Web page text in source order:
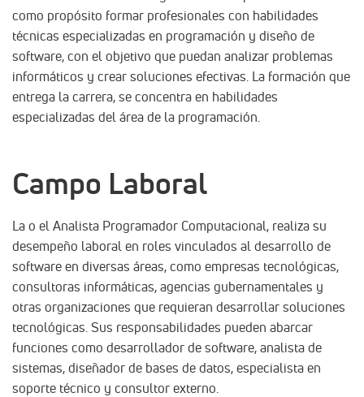
como propósito formar profesionales con habilidades
técnicas especializadas en programación y diseño de
software, con el objetivo que puedan analizar problemas
informáticos y crear soluciones efectivas. La formación que
entrega la carrera, se concentra en habilidades
especializadas del área de la programación.
Campo Laboral
La o el Analista Programador Computacional, realiza su
desempeño laboral en roles vinculados al desarrollo de
software en diversas áreas, como empresas tecnológicas,
consultoras informáticas, agencias gubernamentales y
otras organizaciones que requieran desarrollar soluciones
tecnológicas. Sus responsabilidades pueden abarcar
funciones como desarrollador de software, analista de
sistemas, diseñador de bases de datos, especialista en
soporte técnico y consultor externo.